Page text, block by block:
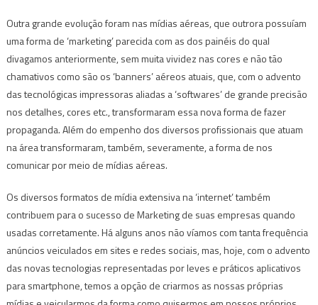
Outra grande evolução foram nas mídias aéreas, que outrora possuíam
uma forma de ‘marketing’ parecida com as dos painéis do qual
divagamos anteriormente, sem muita vividez nas cores e não tão
chamativos como são os ‘banners’ aéreos atuais, que, com o advento
das tecnológicas impressoras aliadas a ‘softwares’ de grande precisão
nos detalhes, cores etc., transformaram essa nova forma de fazer
propaganda. Além do empenho dos diversos profissionais que atuam
na área transformaram, também, severamente, a forma de nos
comunicar por meio de mídias aéreas.
Os diversos formatos de mídia extensiva na ‘internet’ também
contribuem para o sucesso de Marketing de suas empresas quando
usadas corretamente. Há alguns anos não víamos com tanta frequência
anúncios veiculados em sites e redes sociais, mas, hoje, com o advento
das novas tecnologias representadas por leves e práticos aplicativos
para smartphone, temos a opção de criarmos as nossas próprias